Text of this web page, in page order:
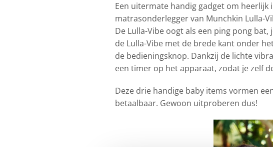
Een uitermate handig gadget om
matrasonderlegger van Munchkin Lulla-
De Lulla-Vibe oogt als een ping pong bat,
de Lulla-Vibe met de brede kant onder
de bedieningsknop. Dankzij de lichte
een timer op het apparaat, zodat je zelf
Deze drie handige baby items vormen
betaalbaar. Gewoon uitproberen dus!